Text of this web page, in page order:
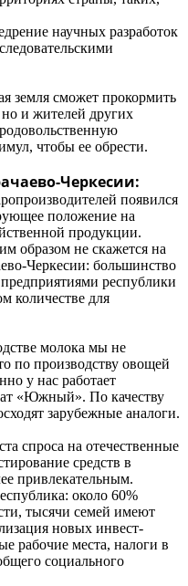
научных разработок
земля сможет прокормить
но и жителей других
чтобы ее обрести.
Черкесии:
появился
положение на
продукции.
образом не скажется на
Черкесии: большинство
республики
количестве для
молока мы не
по производству овощей
у нас работает
«Южный». По качеству
зарубежные аналоги.
спроса на отечественные
средств в
привлекательным.
около 60%
тысячи семей имеют
новых инвест-
рабочие места, налоги в
социального